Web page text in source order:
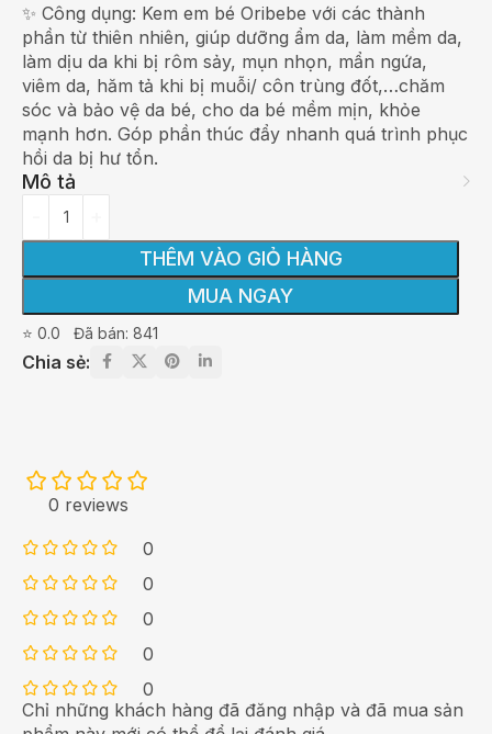
✨ Công dụng: Kem em bé Oribebe với các thành
phần từ thiên nhiên, giúp dưỡng ẩm da, làm mềm da,
làm dịu da khi bị rôm sảy, mụn nhọn, mẩn ngứa,
viêm da, hăm tả khi bị muỗi/ côn trùng đốt,…chăm
sóc và bảo vệ da bé, cho da bé mềm mịn, khỏe
mạnh hơn. Góp phần thúc đẩy nhanh quá trình phục
hồi da bị hư tổn.
Mô tả
THÊM VÀO GIỎ HÀNG
MUA NGAY
⭐ 0.0 Đã bán: 841
Chia sẻ:
0 reviews
0
0
0
0
0
Chỉ những khách hàng đã đăng nhập và đã mua sản